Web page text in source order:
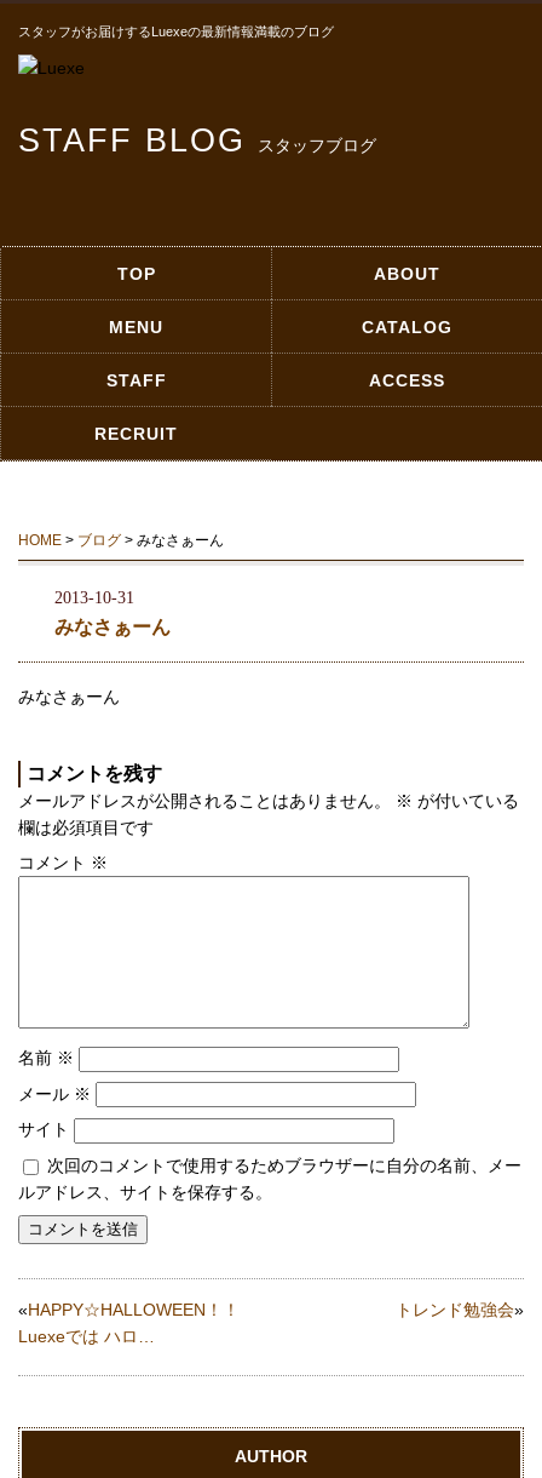
スタッフがお届けするLuexeの最新情報満載のブログ
STAFF BLOG スタッフブログ
TOP ABOUT
MENU CATALOG
STAFF ACCESS
RECRUIT
HOME > ブログ > みなさぁーん
2013-10-31
みなさぁーん
みなさぁーん
コメントを残す
メールアドレスが公開されることはありません。 ※ が付いている
欄は必須項目です
コメント ※
名前 ※
メール ※
サイト
次回のコメントで使用するためブラウザーに自分の名前、メー
ルアドレス、サイトを保存する。
«HAPPY☆HALLOWEEN！！
Luexeでは ハロ…
トレンド勉強会»
AUTHOR